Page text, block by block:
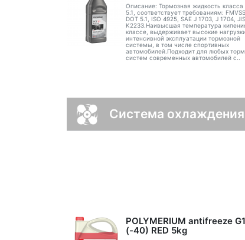
Описание: Тормозная жидкость класса
5.1, соответствует требованиям:
DOT 5.1, ISO 4925, SAE J 1703, J 1704, JIS
K2233.Наивысшая температура
классе, выдерживает высокие
интенсивной эксплуатации тормозной
системы, в том числе спортивных
автомобилей.Подходит для любых
систем современных автомобилей с..
Система охлаждения
POLYMERIUM antifreeze
(-40) RED 5kg